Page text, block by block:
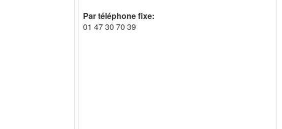
Par téléphone fixe:
01 47 30 70 39